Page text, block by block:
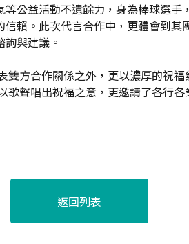
公益活動不遺餘力，身為棒球選
賴。此次代言合作中，更體會到其
與建議。
方合作關係之外，更以濃厚的祝
聲唱出祝福之意，更邀請了各行
返回列表